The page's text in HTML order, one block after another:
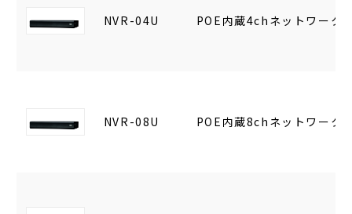
NVR-04U POE内蔵4chネットワーク
NVR-08U POE内蔵8chネットワーク